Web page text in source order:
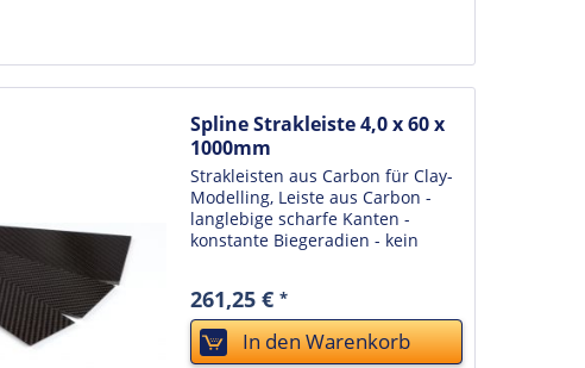
Spline Strakleiste 4,0 x 60 x
1000mm
Strakleisten aus Carbon für Clay-
Modelling, Leiste aus Carbon -
langlebige scharfe Kanten -
konstante Biegeradien - kein
verändernder Luftfeuchtigkeit -
unkaputtbar - einfache Reinigung
durch...
261,25 €*
In denWarenkorb